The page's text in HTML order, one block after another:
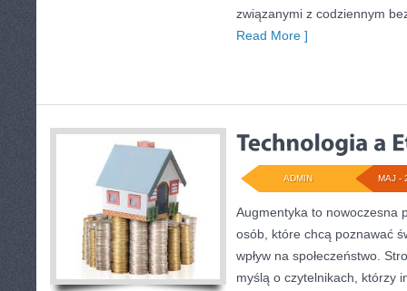
związanymi z codziennym
Read More ]
MAJ -
ADMIN
Augmentyka to nowoczesna
osób, które chcą poznawać
wpływ na społeczeństwo.
myślą o czytelnikach, którzy